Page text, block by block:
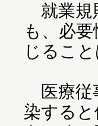
就業規
も、必
じるこ
医療従
染する